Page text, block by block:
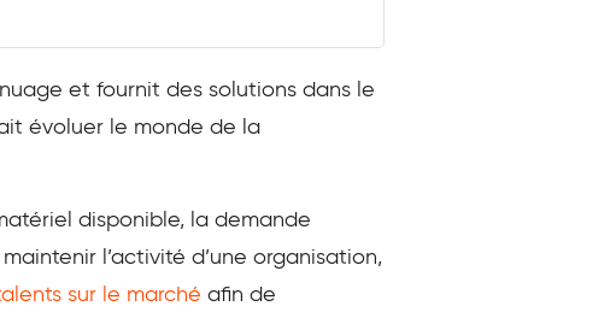
et fournit des solutions dans le
évoluer le monde de la
disponible, la demande
l’activité d’une organisation,
sur le marché afin de